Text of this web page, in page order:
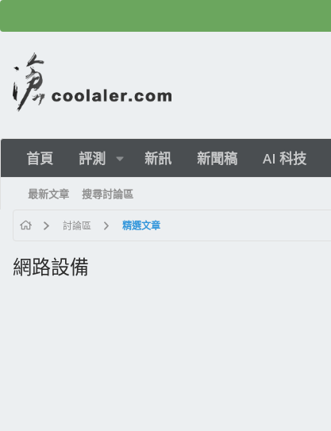
首頁 評測 新訊 新聞稿 AI 科技
最新文章 搜尋討論區
討論區 精選文章
網路設備